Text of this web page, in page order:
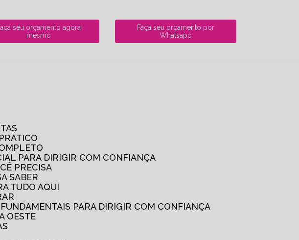
seu orçamento agora
mesmo
Faça seu orçamento por
Whatsapp
PARA DIRIGIR COM CONFIANÇA
PRECISA
SABER
TUDO AQUI
PARA DIRIGIR COM CONFIANÇA
OESTE